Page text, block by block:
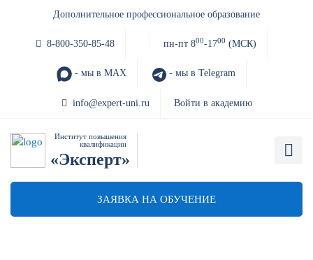
Дополнительное профессиональное образование
8-800-350-85-48 пн-пт 800-1700 (МСК)
- мы в MAX - мы в Telegram
info@expert-uni.ru Войти в академию
Институт повышения
квалификации
«Эксперт»
ЗАЯВКА НА ОБУЧЕНИЕ